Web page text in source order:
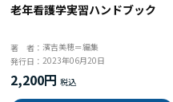
老年看護学実習ハンドブック
著 者：濱吉美穂＝編集
発行日：2023年06月20日
2,200円